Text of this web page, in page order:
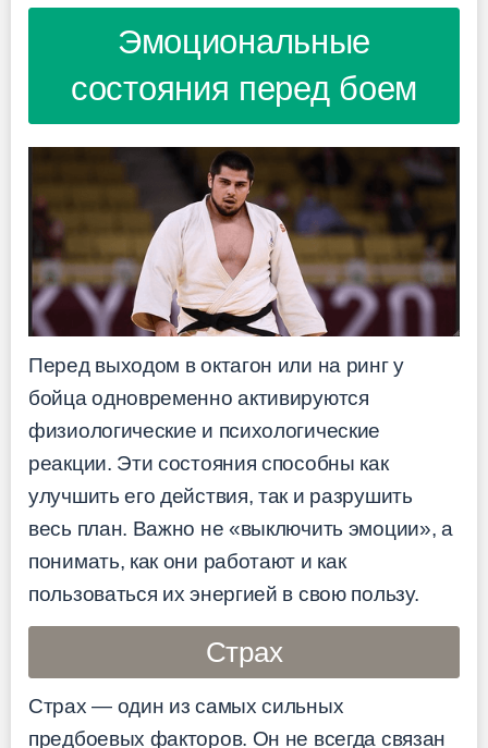
Эмоциональные
состояния перед боем
Перед выходом в октагон или на ринг у
бойца одновременно активируются
физиологические и психологические
реакции. Эти состояния способны как
улучшить его действия, так и разрушить
весь план. Важно не «выключить эмоции», а
понимать, как они работают и как
пользоваться их энергией в свою пользу.
Страх
Страх — один из самых сильных
предбоевых факторов. Он не всегда связан